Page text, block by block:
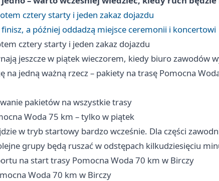
cztery starty i jeden zakaz dojazdu
a później oddadzą miejsce ceremonii i koncertowi
cztery starty i jeden zakaz dojazdu
jeszcze w piątek wieczorem, kiedy biuro zawodów
na jedną ważną rzecz – pakiety na trasę Pomocna
pakietów na wszystkie trasy
Woda 75 km – tylko w piątek
w tryb startowy bardzo wcześnie. Dla części
grupy będą ruszać w odstępach kilkudziesięciu
na start trasy Pomocna Woda 70 km w Birczy
Woda 70 km w Birczy